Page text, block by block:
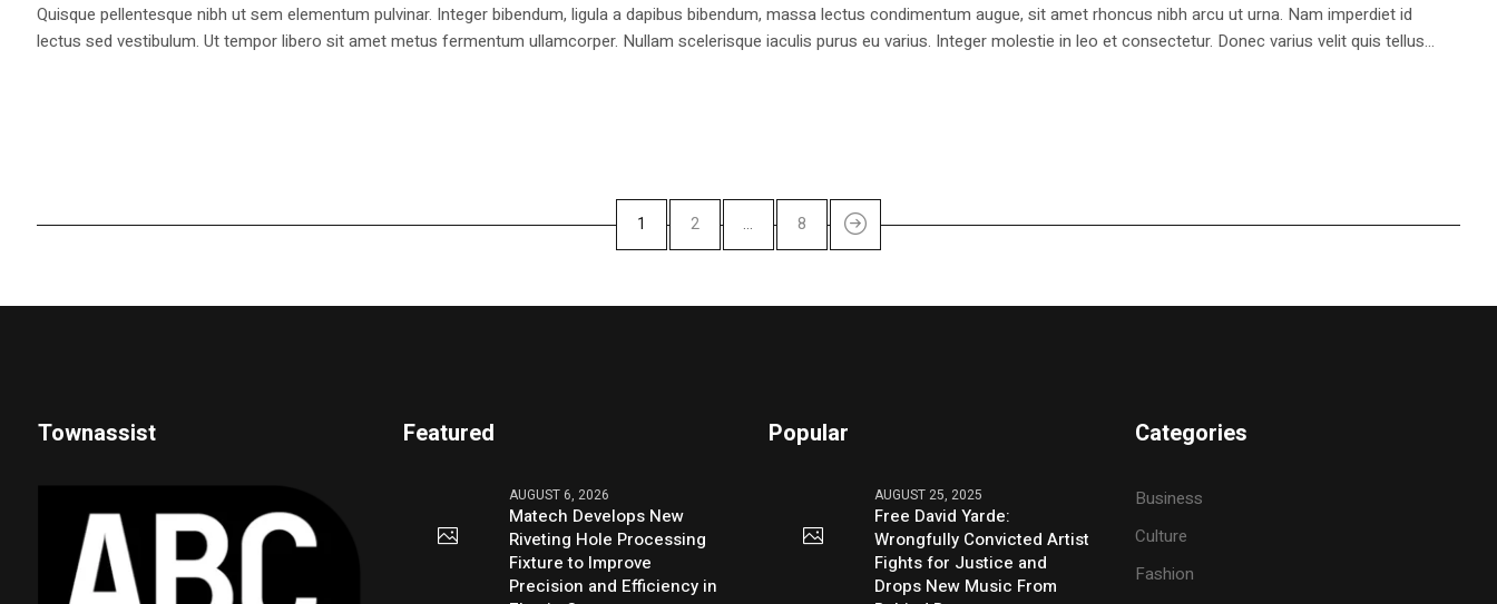
Quisque pellentesque nibh ut sem elementum pulvinar. Integer bibendum, ligula a dapibus bibendum, massa lectus condimentum augue, sit amet rhoncus nibh arcu ut urna. Nam imperdiet id
lectus sed vestibulum. Ut tempor libero sit amet metus fermentum ullamcorper. Nullam scelerisque iaculis purus eu varius. Integer molestie in leo et consectetur. Donec varius velit quis tellus...
1 2 … 8
Townassist Featured
AUGUST 6, 2026
Matech Develops New
Riveting Hole Processing
Fixture to Improve
Precision and Efficiency in
Popular
AUGUST 25, 2025
Free David Yarde:
Wrongfully Convicted Artist
Fights for Justice and
Drops New Music From
Categories
Business
Culture
Fashion